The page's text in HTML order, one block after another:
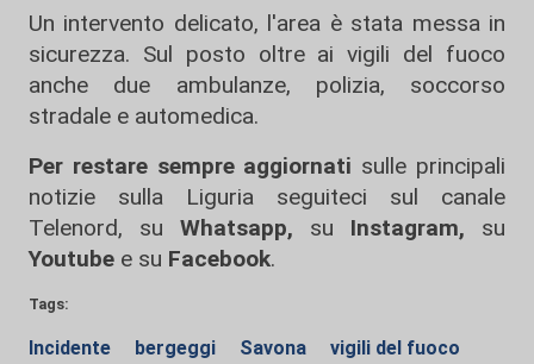
Un intervento delicato, l'area è stata messa in
sicurezza. Sul posto oltre ai vigili del fuoco
anche due ambulanze, polizia, soccorso
stradale e automedica.
Per restare sempre aggiornati sulle principali
notizie sulla Liguria seguiteci sul canale
Telenord, su
Whatsapp, su Instagram, su
Youtube e su Facebook.
Tags:
Incidente bergeggi Savona
vigili del fuoco